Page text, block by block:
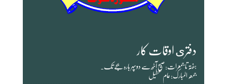
دفترى اوقات کار
ہفتہ تا جمعرات: صبح آٹھ سے دوپہر بارہ بجے تک۔
جمعہ المبارک: عام تعطیل